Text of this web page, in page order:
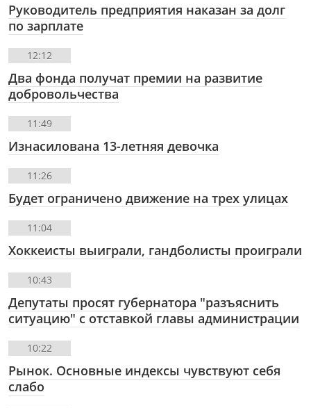
Руководитель предприятия наказан за долг
по зарплате
12:12
Два фонда получат премии на развитие
добровольчества
11:49
Изнасилована 13-летняя девочка
11:26
Будет ограничено движение на трех улицах
11:04
Хоккеисты выиграли, гандболисты проиграли
10:43
Депутаты просят губернатора "разъяснить
ситуацию" с отставкой главы администрации
10:22
Рынок. Основные индексы чувствуют себя
слабо